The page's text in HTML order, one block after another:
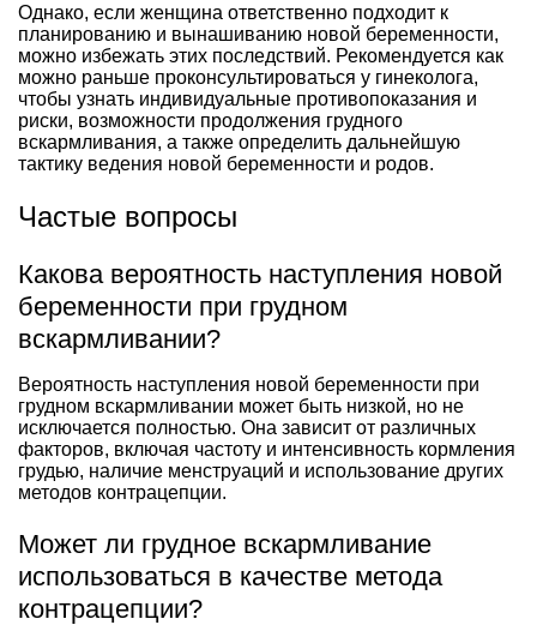
Однако, если женщина ответственно подходит к
планированию и вынашиванию новой беременности,
можно избежать этих последствий. Рекомендуется как
можно раньше проконсультироваться у гинеколога,
чтобы узнать индивидуальные противопоказания и
риски, возможности продолжения грудного
вскармливания, а также определить дальнейшую
тактику ведения новой беременности и родов.
Частые вопросы
Какова вероятность наступления новой
беременности при грудном
вскармливании?
Вероятность наступления новой беременности при
грудном вскармливании может быть низкой, но не
исключается полностью. Она зависит от различных
факторов, включая частоту и интенсивность кормления
грудью, наличие менструаций и использование других
методов контрацепции.
Может ли грудное вскармливание
использоваться в качестве метода
контрацепции?